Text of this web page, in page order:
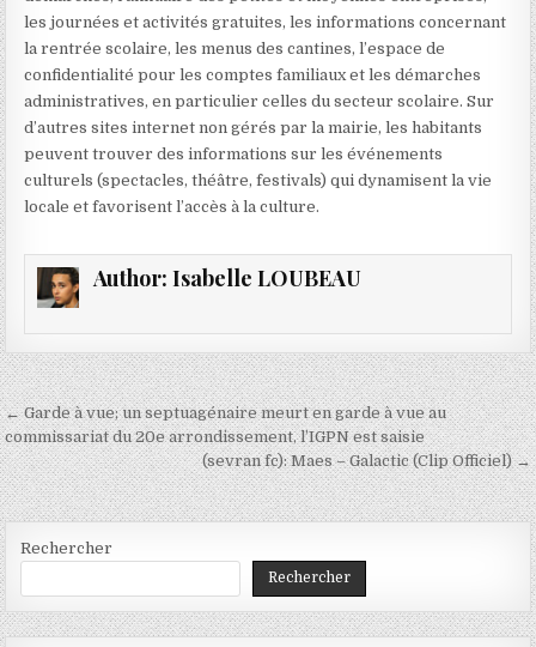
les journées et activités gratuites, les informations concernant
la rentrée scolaire, les menus des cantines, l’espace de
confidentialité pour les comptes familiaux et les démarches
administratives, en particulier celles du secteur scolaire. Sur
d’autres sites internet non gérés par la mairie, les habitants
peuvent trouver des informations sur les événements
culturels (spectacles, théâtre, festivals) qui dynamisent la vie
locale et favorisent l’accès à la culture.
Author: Isabelle LOUBEAU
Navigation
de
l’article
← Garde à vue; un septuagénaire meurt en garde à vue au
commissariat du 20e arrondissement, l’IGPN est saisie
(sevran fc): Maes – Galactic (Clip Officiel) →
Rechercher
Rechercher